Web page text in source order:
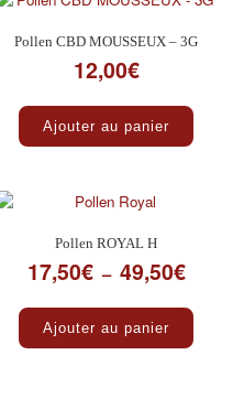
Pollen CBD MOUSSEUX – 3G
12,00€
Ajouter au panier
Pollen ROYAL H
17,50€ – 49,50€Plage
Ajouter au panier